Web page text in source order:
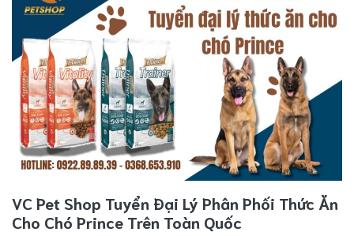
VC Pet Shop Tuyển Đại Lý Phân Phối Thức Ăn
Cho Chó Prince Trên Toàn Quốc